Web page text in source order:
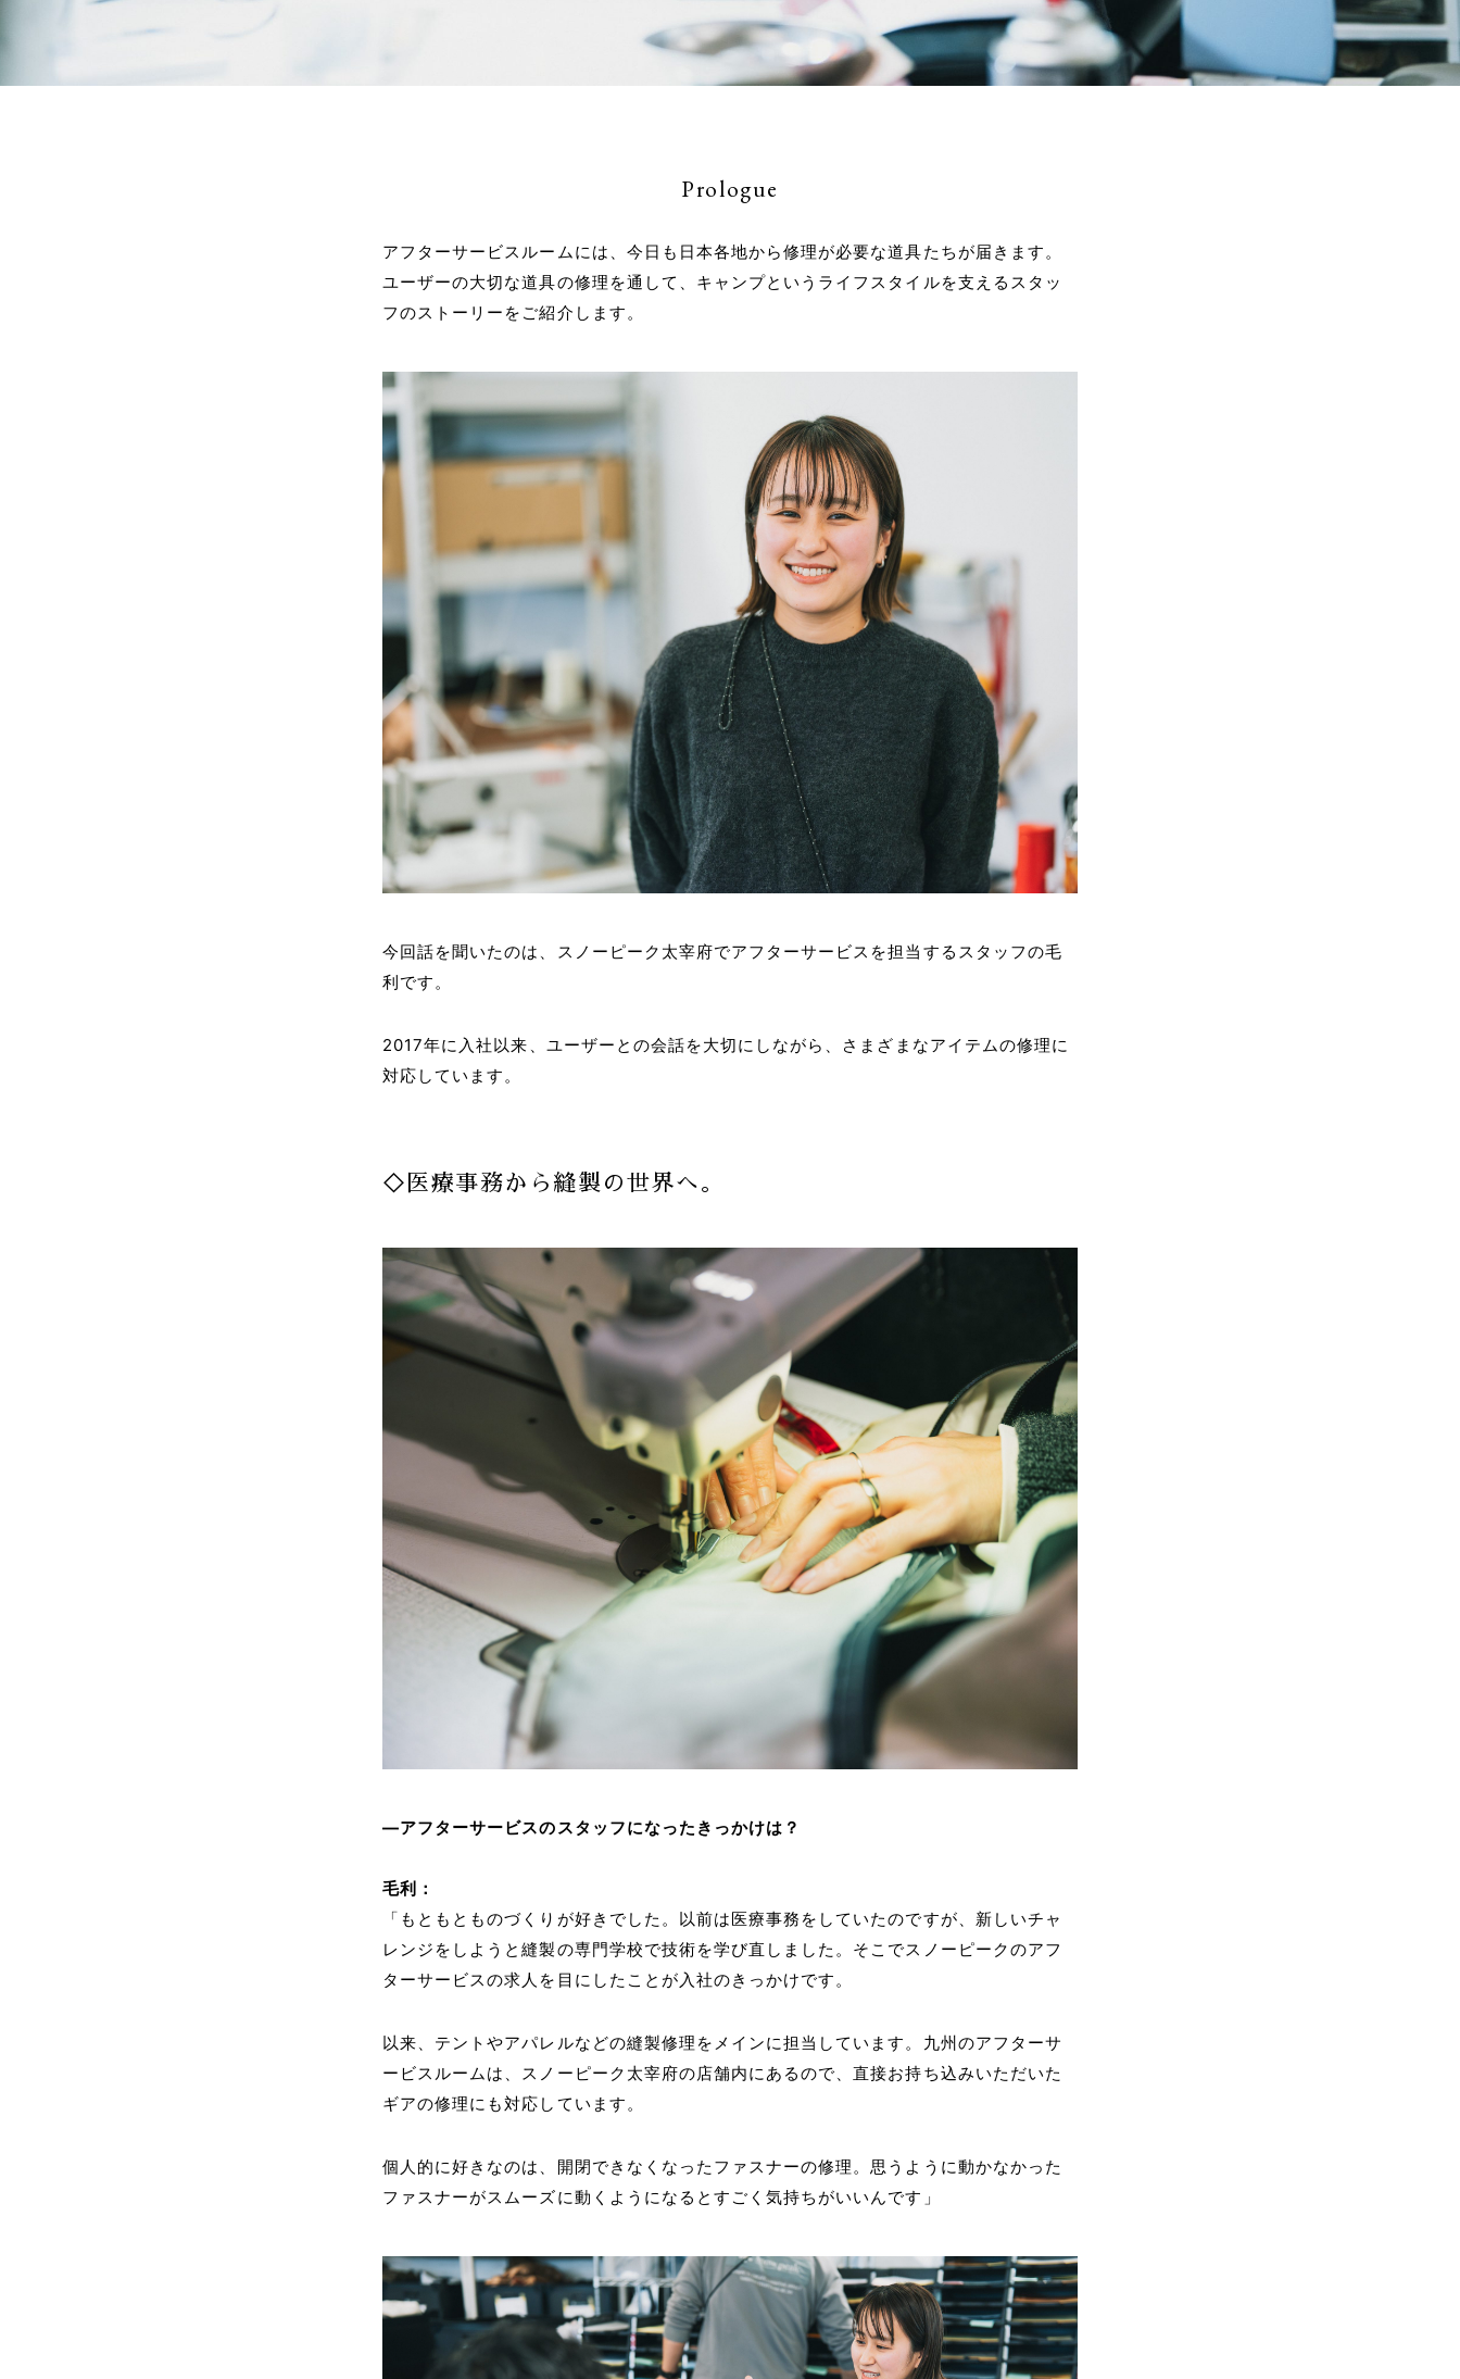
Prologue
アフターサービスルームには、今日も日本各地から修理が必要な道具たちが届きます。
ユーザーの大切な道具の修理を通して、キャンプというライフスタイルを支えるスタッ
フのストーリーをご紹介します。
今回話を聞いたのは、スノーピーク太宰府でアフターサービスを担当するスタッフの毛
利です。
2017年に入社以来、ユーザーとの会話を大切にしながら、さまざまなアイテムの修理に
対応しています。
◇医療事務から縫製の世界へ。
―アフターサービスのスタッフになったきっかけは？
毛利：
「もともとものづくりが好きでした。以前は医療事務をしていたのですが、新しいチャ
レンジをしようと縫製の専門学校で技術を学び直しました。そこでスノーピークのアフ
ターサービスの求人を目にしたことが入社のきっかけです。
以来、テントやアパレルなどの縫製修理をメインに担当しています。九州のアフターサ
ービスルームは、スノーピーク太宰府の店舗内にあるので、直接お持ち込みいただいた
ギアの修理にも対応しています。
個人的に好きなのは、開閉できなくなったファスナーの修理。思うように動かなかった
ファスナーがスムーズに動くようになるとすごく気持ちがいいんです」